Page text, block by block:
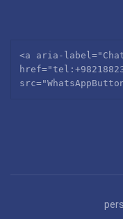
<a aria-label="Chat
href="